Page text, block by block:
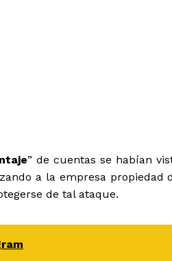
” de cuentas se habían
a la empresa propiedad
de tal ataque.